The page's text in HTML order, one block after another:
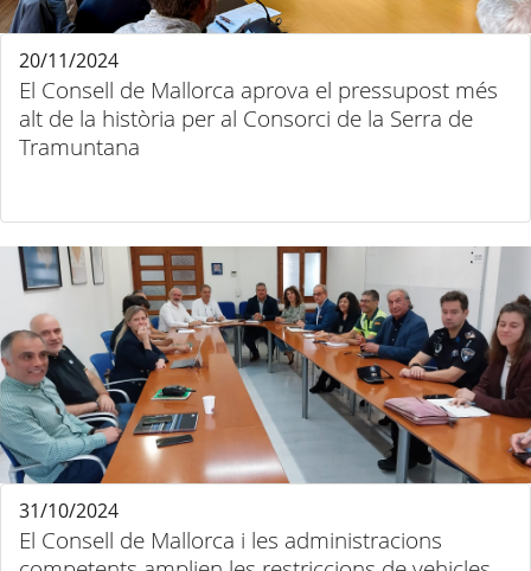
El Consell de Mallorca aprova el pressupost més
alt de la història per al Consorci de la Serra de
Tramuntana
20/11/2024
El Consell de Mallorca i les administracions
31/10/2024